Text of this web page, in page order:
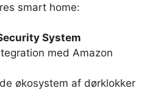
smart home:
System
med Amazon
økosystem af dørklokker